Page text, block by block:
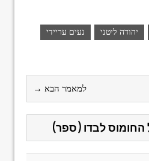
יהודה ליטני נעים עריידי
למאמר הבא →